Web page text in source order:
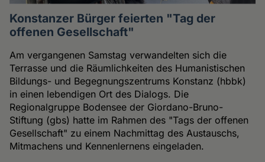
Konstanzer Bürger feierten "Tag der
offenen Gesellschaft"
Am vergangenen Samstag verwandelten sich die
Terrasse und die Räumlichkeiten des Humanistischen
Bildungs- und Begegnungszentrums Konstanz (hbbk)
in einen lebendigen Ort des Dialogs. Die
Regionalgruppe Bodensee der Giordano-Bruno-
Stiftung (gbs) hatte im Rahmen des "Tags der offenen
Gesellschaft" zu einem Nachmittag des Austauschs,
Mitmachens und Kennenlernens eingeladen.